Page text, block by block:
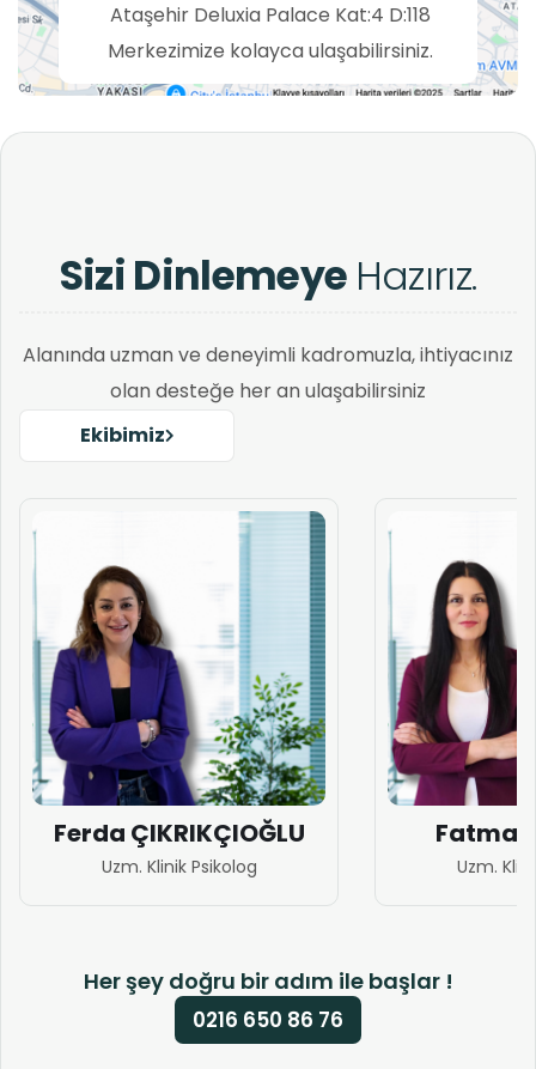
Ataşehir Deluxia Palace Kat:4 D:118
Merkezimize kolayca ulaşabilirsiniz.
Sizi Dinlemeye Hazırız.
Alanında uzman ve deneyimli kadromuzla, ihtiyacınız
olan desteğe her an ulaşabilirsiniz
Ekibimiz
Ferda ÇIKRIKÇIOĞLU
Uzm. Klinik Psikolog
Fatma
Uzm.
Her şey doğru bir adım ile başlar !
0216 650 86 76